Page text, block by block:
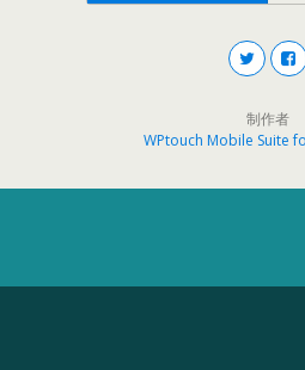
制作者
WPtouch Mobile Suite